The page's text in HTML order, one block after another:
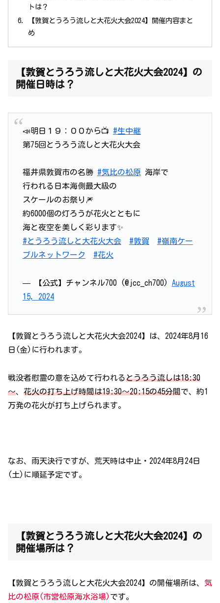
トは？
【敦賀とうろう流しと大花火大会2024】開催内容まと
め
【敦賀とうろう流しと大花火大会2024】の
開催日時は？
📣明日１９：００から📺 #生中継
第75回とうろう流しと大花火大会
福井県敦賀市の名勝 #気比の松原 海岸で
行われる日本海側最大級の
スケールのお祭り🎆
約6000個の灯ろうが花火とともに
海と夜空を美しく彩ります✨
#とうろう流しと大花火大会
#敦賀
#嶺南ケー
ブルネットワーク
#花火
— 【公式】チャンネル700 (@jcc_ch700) August
15, 2024
【敦賀とうろう流しと大花火大会2024】は、2024年8月16
日(金)に行われます。
戦没者慰霊の意を込めて行われるとうろう流しは18:30
～、 花火の打ち上げ時間は19:30～20:15の45分間で、約1
万発の花火が打ち上げられます。
なお、雨天決行ですが、荒天時は中止・2024年8月24日
(土)に順延予定です。
【敦賀とうろう流しと大花火大会2024】の
開催場所は？
【敦賀とうろう流しと大花火大会2024】の開催場所は、 気
比の松原(市営松原海水浴場)です。